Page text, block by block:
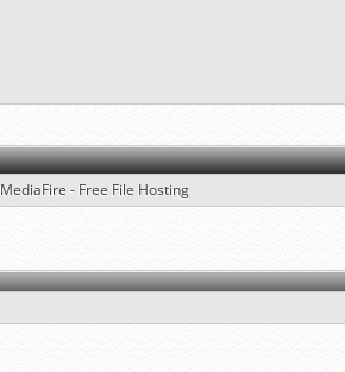
MediaFire - Free File Hosting